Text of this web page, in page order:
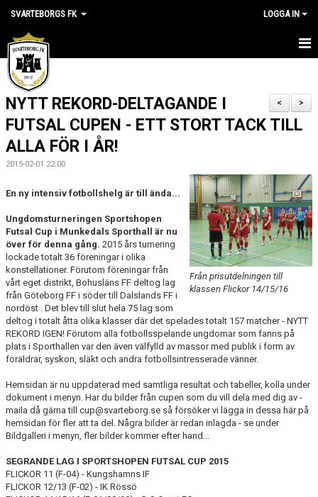
SVARTEBORGS FK LOGGA IN
HEM
NYHETER
OM KLUBBEN
KALENDER
VÅRA LAG
KLUBBSHOP
MEDLEM
VÅRA MATCHER
KONSTGRÄS
SPONSORHUSET
GRÄSROTEN
>
<
NYTT REKORD-DELTAGANDE I
FUTSAL CUPEN - ETT STORT TACK TILL
ALLA FÖR I ÅR!
2015-02-01 22:00
Från prisutdelningen till
klassen Flickor 14/15/16
En ny intensiv fotbollshelg är till ända...
Ungdomsturneringen Sportshopen
Futsal Cup i Munkedals Sporthall är nu
över för denna gång. 2015 års turnering
lockade totalt 36 föreningar i olika
konstellationer. Förutom föreningar från
vårt eget distrikt, Bohusläns FF deltog lag
från Göteborg FF i söder till Dalslands FF i
nordöst . Det blev till slut hela 75 lag som
deltog i totalt åtta olika klasser där det spelades totalt 157 matcher - NYTT
REKORD IGEN! Förutom alla fotbollsspelande ungdomar som fanns på
plats i Sporthallen var den även välfylld av massor med publik i form av
föräldrar, syskon, släkt och andra fotbollsintresserade vänner.
Hemsidan är nu uppdaterad med samtliga resultat och tabeller, kolla under
dokument i menyn. Har du bilder från cupen som du vill dela med dig av -
maila då gärna till cup@svarteborg.se så försöker vi lägga in dessa här på
hemsidan för fler att ta del. Några bilder är redan inlagda - se under
Bildgalleri i menyn, fler bilder kommer efter hand...
SEGRANDE LAG I SPORTSHOPEN FUTSAL CUP 2015
FLICKOR 11 (F-04) - Kungshamns IF
FLICKOR 12/13 (F-02) - IK Rössö